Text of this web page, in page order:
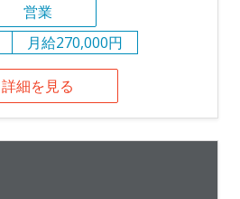
営業
月給270,000円
詳細を見る